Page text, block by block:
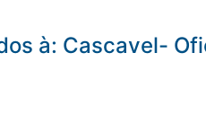
à: Cascavel-